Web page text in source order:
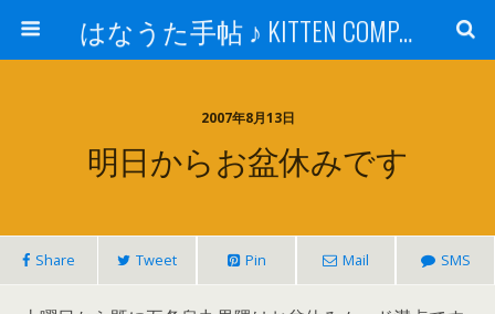
はなうた手帖 ♪ KITTEN COMPANY
2007年8月13日
明日からお盆休みです
Share Tweet Pin Mail SMS